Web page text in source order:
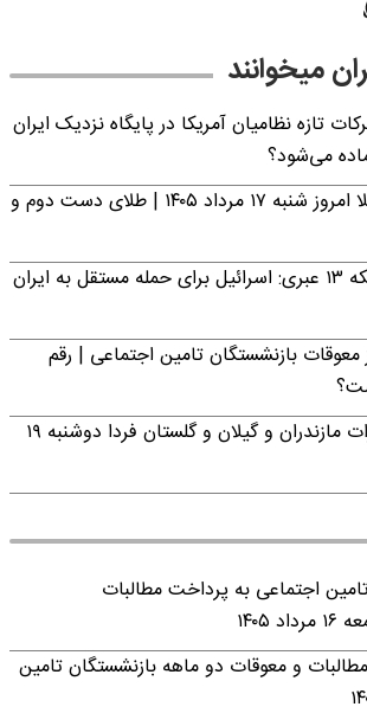
میخوانند
تازه نظامیان آمریکا در پایگاه نزدیک ایران
می‌شود؟
خبر فوری از قیمت طلا امروز شنبه ۱۷ مرداد ۱۴۰۵ | طلای دست دوم و
خبر فوری جنگ | شبکه ۱۳ عبری: اسرائیل برای حمله مستقل به ایران
بازنشستگان تامین اجتماعی | رقم
وضعیت تعطیلی ادارات مازندران و گیلان و گلستان فردا دوشنبه ۱۹
اجتماعی به پرداخت مطالبات
و معوقات دو ماهه بازنشستگان تامین